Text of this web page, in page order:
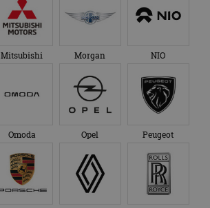
Mitsubishi Morgan NIO
Omoda Opel Peugeot